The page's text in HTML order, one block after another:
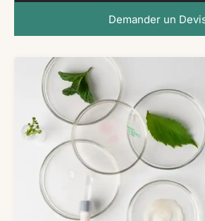
Demander un